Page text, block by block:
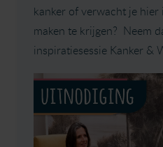
kanker of verwacht je hier
maken te krijgen? Neem
inspiratiesessie Kanker &